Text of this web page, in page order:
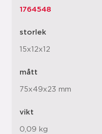
1764548
storlek
15x12x12
mått
75x49x23 mm
vikt
0,09 kg